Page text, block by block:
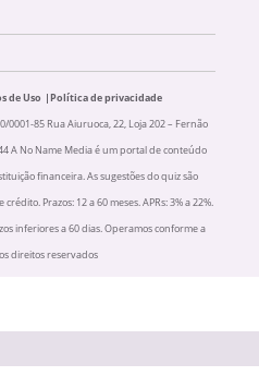
de Uso
Política de privacidade
0001-85 Rua Aiuruoca, 22, Loja 202 – Fernão
A No Name Media é um portal de conteúdo
financeira. As sugestões do quiz são
Prazos: 12 a 60 meses. APRs: 3% a 22%.
inferiores a 60 dias. Operamos conforme a
direitos reservados